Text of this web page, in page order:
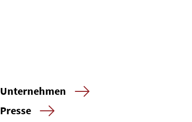
Unternehmen
Presse